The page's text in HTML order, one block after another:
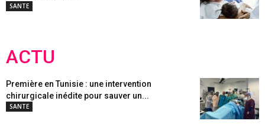
SANTE
ACTU
Première en Tunisie : une intervention
chirurgicale inédite pour sauver un...
SANTE